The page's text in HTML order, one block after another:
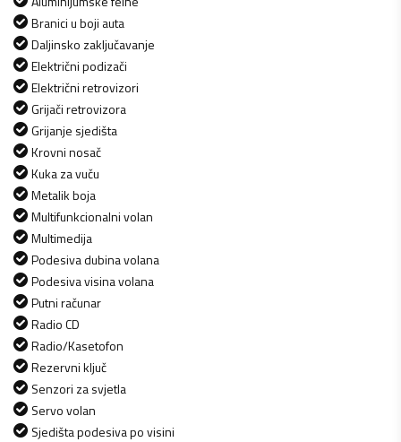
Branici u boji auta
Daljinsko zaključavanje
Električni podizači
Električni retrovizori
Grijači retrovizora
Grijanje sjedišta
Krovni nosač
Kuka za vuču
Metalik boja
Multifunkcionalni volan
Multimedija
Podesiva dubina volana
Podesiva visina volana
Putni računar
Radio CD
Radio/Kasetofon
Rezervni ključ
Senzori za svjetla
Servo volan
Sjedišta podesiva po visini